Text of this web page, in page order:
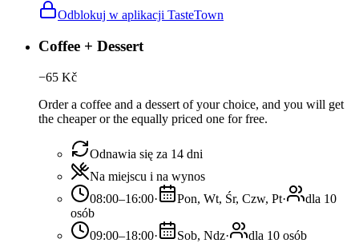
Odblokuj w aplikacji TasteTown
Coffee + Dessert
−65 Kč
Order a coffee and a dessert of your choice, and you will get
the cheaper or the equally priced one for free.
Odnawia się za 14 dni
Na miejscu i na wynos
08:00–16:00· Pon, Wt, Śr, Czw, Pt·
dla 10
osób
09:00–18:00· Sob, Ndz·
dla 10 osób